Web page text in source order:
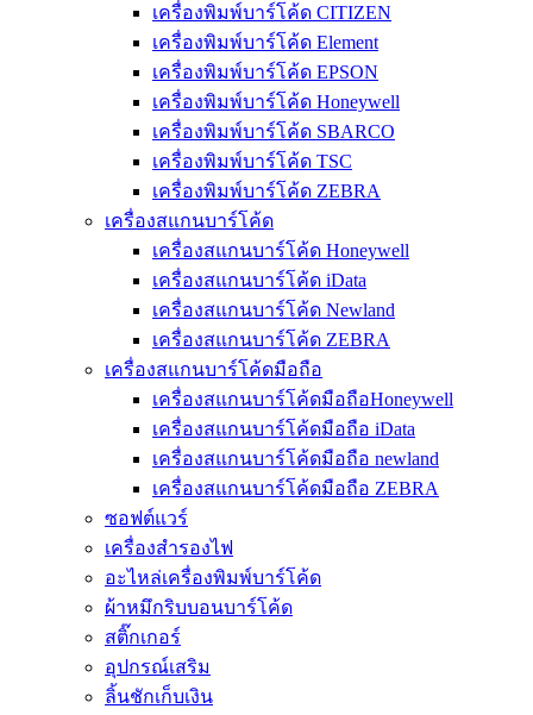
เครื่องพิมพ์บาร์โค้ด CITIZEN
เครื่องพิมพ์บาร์โค้ด Element
เครื่องพิมพ์บาร์โค้ด EPSON
เครื่องพิมพ์บาร์โค้ด Honeywell
เครื่องพิมพ์บาร์โค้ด SBARCO
เครื่องพิมพ์บาร์โค้ด TSC
เครื่องพิมพ์บาร์โค้ด ZEBRA
เครื่องสแกนบาร์โค้ด
เครื่องสแกนบาร์โค้ด Honeywell
เครื่องสแกนบาร์โค้ด iData
เครื่องสแกนบาร์โค้ด Newland
เครื่องสแกนบาร์โค้ด ZEBRA
เครื่องสแกนบาร์โค้ดมือถือ
เครื่องสแกนบาร์โค้ดมือถือHoneywell
เครื่องสแกนบาร์โค้ดมือถือ iData
เครื่องสแกนบาร์โค้ดมือถือ newland
เครื่องสแกนบาร์โค้ดมือถือ ZEBRA
ซอฟต์แวร์
เครื่องสำรองไฟ
อะไหล่เครื่องพิมพ์บาร์โค้ด
ผ้าหมึกริบบอนบาร์โค้ด
สติ๊กเกอร์
อุปกรณ์เสริม
ลิ้นชักเก็บเงิน